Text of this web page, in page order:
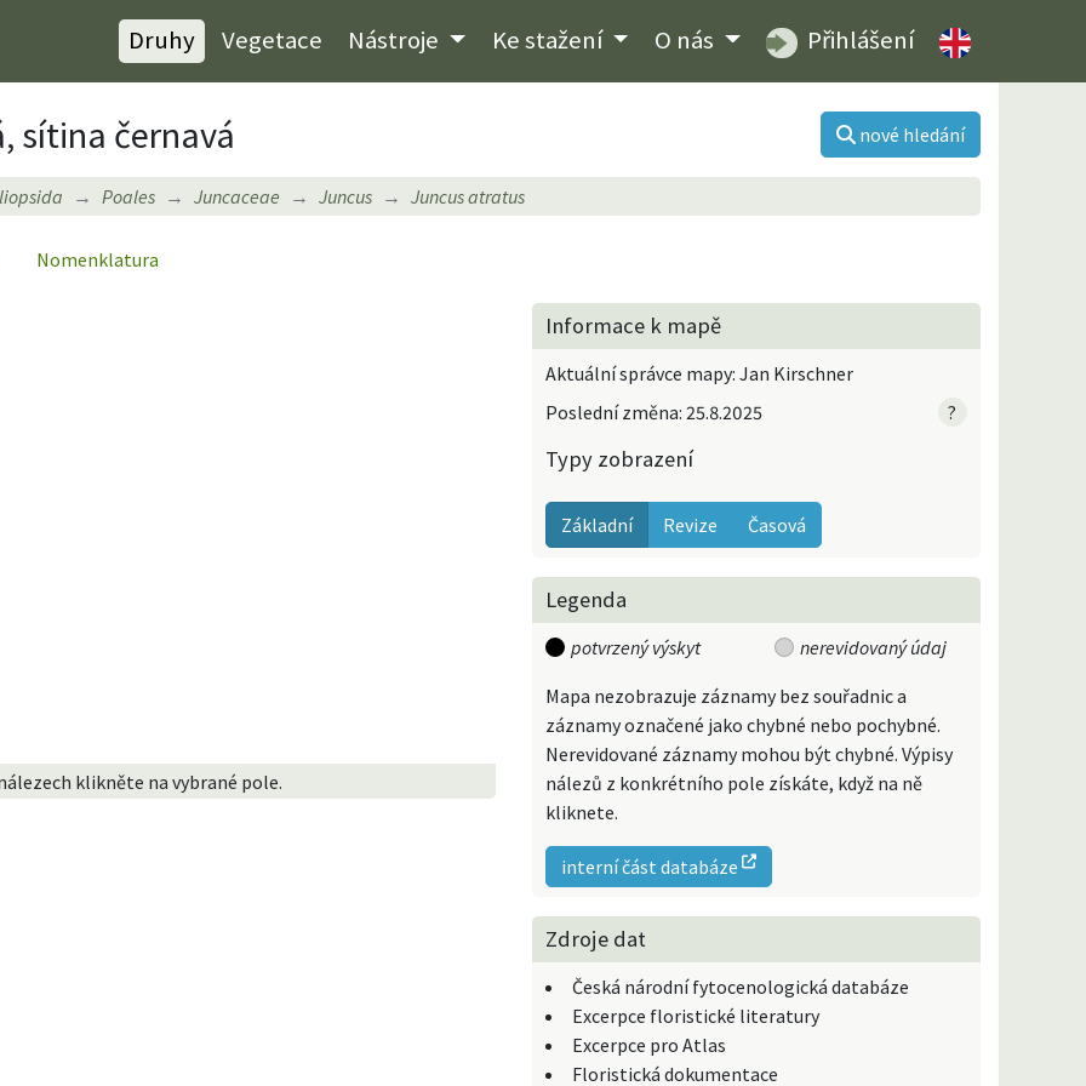
Druhy Vegetace Nástroje Ke stažení O nás Přihlášení
sítina černavá nové hledání
Poales Juncaceae Juncus Juncus atratus
Nomenklatura
klikněte na vybrané pole.
Informace k mapě
Aktuální správce mapy: Jan Kirschner
Poslední změna: 25.8.2025
?
Typy zobrazení
Základní Revize Časová
Legenda
potvrzený výskyt
nerevidovaný údaj
Mapa nezobrazuje záznamy bez souřadnic a
záznamy označené jako chybné nebo pochybné.
Nerevidované záznamy mohou být chybné. Výpisy
nálezů z konkrétního pole získáte, když na ně
kliknete.
interní část databáze
Zdroje dat
Česká národní fytocenologická databáze
Excerpce floristické literatury
Excerpce pro Atlas
Floristická dokumentace